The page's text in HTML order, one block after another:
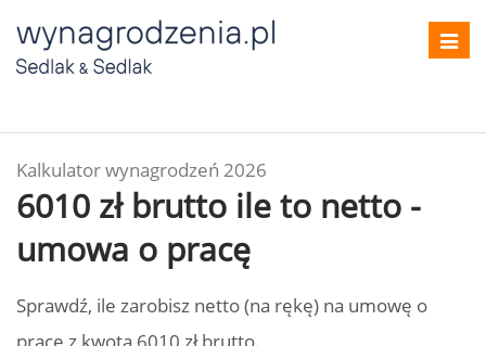
Kalkulator wynagrodzeń 2026
6010 zł brutto ile to netto -
umowa o pracę
Sprawdź, ile zarobisz netto (na rękę) na umowę o